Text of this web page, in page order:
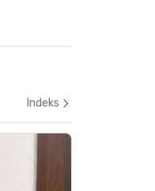
Indeks